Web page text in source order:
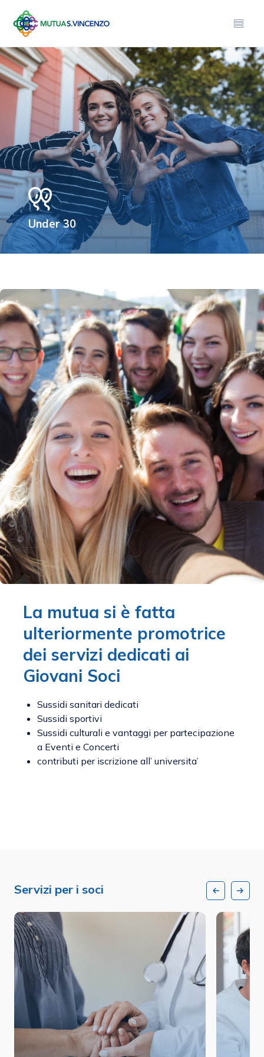
Under 30
La mutua si è fatta
ulteriormente promotrice
dei servizi dedicati ai
Giovani Soci
Sussidi sanitari dedicati
Sussidi sportivi
Sussidi culturali e vantaggi per partecipazione
a Eventi e Concerti
contributi per iscrizione all’ universita’
Servizi per i soci